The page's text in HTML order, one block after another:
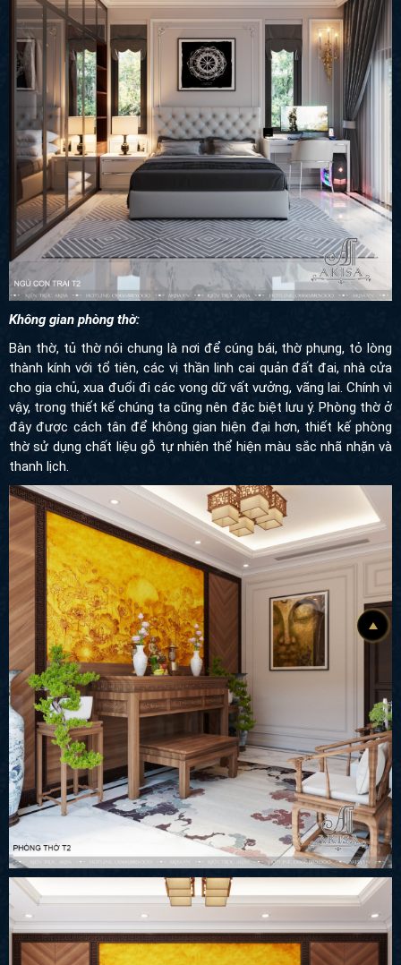
Không gian phòng thờ:
Bàn thờ, tủ thờ nói chung là nơi để cúng bái, thờ phụng, tỏ lòng
thành kính với tổ tiên, các vị thần linh cai quản đất đai, nhà cửa
cho gia chủ, xua đuổi đi các vong dữ vất vưởng, vãng lai. Chính vì
vậy, trong thiết kế chúng ta cũng nên đặc biệt lưu ý. Phòng thờ ở
đây được cách tân để không gian hiện đại hơn, thiết kế phòng
thờ sử dụng chất liệu gỗ tự nhiên thể hiện màu sắc nhã nhặn và
thanh lịch.